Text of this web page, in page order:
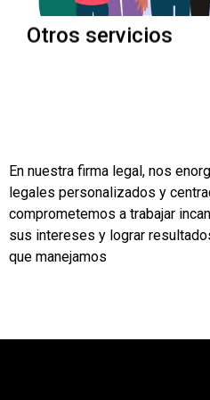
Otros servicios
En nuestra firma legal, nos
legales personalizados y
comprometemos a trabajar
sus intereses y lograr
que manejamos